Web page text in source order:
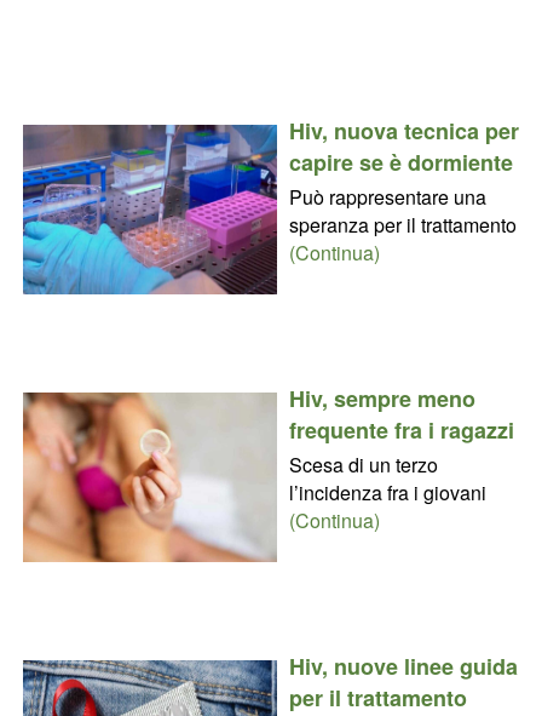
Hiv, nuova tecnica per
capire se è dormiente
Può rappresentare una
speranza per il trattamento
(Continua)
Hiv, sempre meno
frequente fra i ragazzi
Scesa di un terzo
l’incidenza fra i giovani
(Continua)
Hiv, nuove linee guida
per il trattamento